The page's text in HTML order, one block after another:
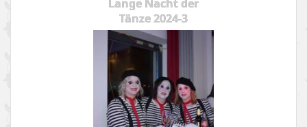
Lange Nacht der
Tänze 2024-3